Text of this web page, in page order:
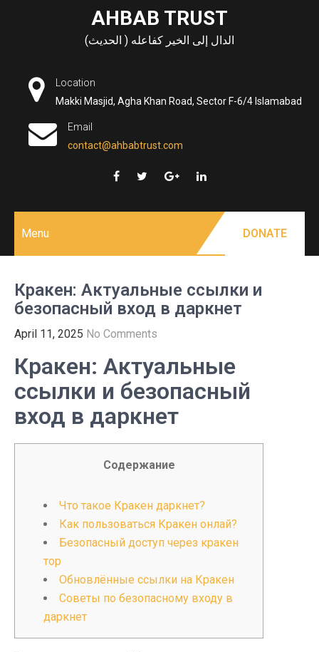
AHBAB TRUST
الدال إلى الخير كفاعله ( الحديث)
Location
Makki Masjid, Agha Khan Road, Sector F-6/4 Islamabad
Email
contact@ahbabtrust.com
Menu DONATE
Кракен: Актуальные ссылки и
безопасный вход в даркнет
April 11, 2025 No Comments
Кракен: Актуальные
ссылки и безопасный
вход в даркнет
Содержание
Что такое Кракен даркнет?
Как пользоваться Кракен онлай?
Безопасный доступ через кракен
тор
Обновлённые ссылки на Кракен
Советы по безопасному входу в
даркнет